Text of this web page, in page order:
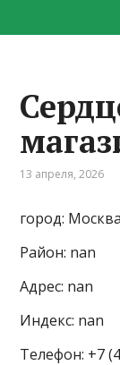
13 апреля, 2026
город: Москва
Район: nan
Адрес: nan
Индекс: nan
Телефон: +7